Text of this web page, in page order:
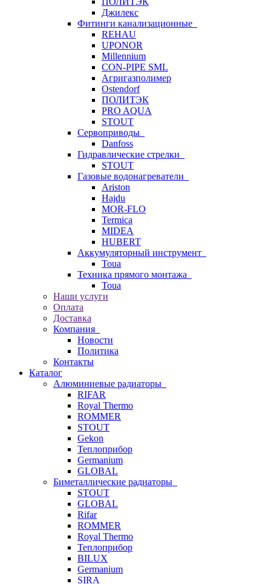
Джилекс
Фитинги канализационные
REHAU
UPONOR
Millennium
CON-PIPE SML
Агригазполимер
Ostendorf
ПОЛИТЭК
PRO AQUA
STOUT
Сервоприводы
Danfoss
Гидравлические стрелки
STOUT
Газовые водонагреватели
Ariston
Hajdu
MOR-FLO
Termica
MIDEA
HUBERT
Аккумуляторный инструмент
Toua
Техника прямого монтажа
Toua
Наши услуги
Оплата
Доставка
Компания
Новости
Политика
Контакты
Каталог
Алюминиевые радиаторы
RIFAR
Royal Thermo
ROMMER
STOUT
Gekon
Теплоприбор
Germanium
GLOBAL
Биметаллические радиаторы
STOUT
GLOBAL
Rifar
ROMMER
Royal Thermo
Теплоприбор
BILUX
Germanium
SIRA